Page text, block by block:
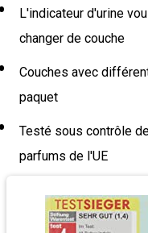
L'indicateur d'urine
changer de couche
Couches avec
paquet
Testé sous contrôle
parfums de l'UE